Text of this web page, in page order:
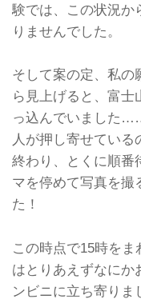
験では、この状況か
りませんでした。
そして案の定、私の
ら見上げると、富
っ込んでいました
人が押し寄せてい
終わり、とくに順番
マを停めて写真を撮
た！
この時点で15時を
はとりあえずなにか
ンビニに立ち寄りま